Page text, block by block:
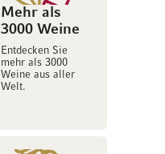
Mehr als
3000 Weine
Entdecken Sie
mehr als 3000
Weine aus aller
Welt.